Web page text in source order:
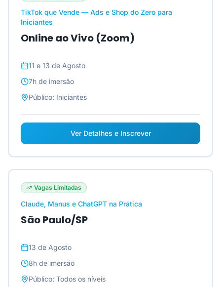
TikTok que Vende — Ads e Shop do Zero para
Iniciantes
Online ao Vivo (Zoom)
11 e 13 de Agosto
7h de imersão
Público: Iniciantes
Ver Detalhes e Inscrever
Vagas Limitadas
Claude, Manus e ChatGPT na Prática
São Paulo/SP
13 de Agosto
8h de imersão
Público: Todos os níveis